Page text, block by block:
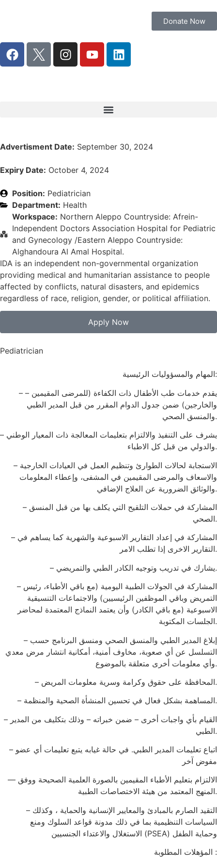
Donate Now
Advertisment Date: September 30, 2024
Expiry Date: October 4, 2024
Position: Pediatrician
Department: Health
Workspace: Northern Aleppo Countryside: Afrein-
Independent Doctors Association Hospital for Pediatric
and Gynecology /Eastern Aleppo Countryside:
Alghandoura Al Amal Hospital.
IDA is an independent non-governmental organization
providing medical and humanitarian assistance to people
affected by conflicts, natural disasters, and epidemics
regardless of race, religion, gender, or political affiliation.
Apply Now
Pediatrician
المهام والمسؤوليات الرئيسية:
– يقدم خدمات طب الأطفال ذات الكفاءة (للمرضى المقيمين –
والخارجين) ضمن جدول الدوام المقرر من قبل المدير الطبي
والمنسق الصحي.
– يشرف على التنفيذ والالتزام بتعليمات المعالجة ذات المعيار الوطني
والدولي من قبل كل الاطباء.
– الاستجابة لحالات الطوارئ وتنظيم العمل في العيادات الخارجية
والاسعاف والمرضى المقيمين في المشفى، وإعطاء المعلومات
والوثائق الضرورية عن العلاج الإضافي.
– المشاركة في حملات التلقيح التي يكلف بها من قبل المنسق
الصحي.
– المشاركة في إعداد التقارير الاسبوعية والشهرية كما يساهم في
التقارير الاخرى إذا تطلب الامر.
– يشارك في تدريب وتوجيه الكادر الطبي والتمريضي.
– المشاركة في الجولات الطبية اليومية (مع باقي الأطباء، رئيس
التمريض وباقي الموظفين الرئيسيين) والاجتماعات التنسيقية
الاسبوعية (مع باقي الكادر) وأن يعتمد النماذج المعتمدة لمحاضر
الجلسات المكتوبة.
– إبلاغ المدير الطبي والمنسق الصحي ومنسق البرنامج حسب
التسلسل عن أي صعوبة، مخاوف أمنية، أمكانية انتشار مرض معدي
وأي معلومات أخرى متعلقة بالموضوع.
– المحافظة على حقوق وكرامة وسرية معلومات المريض.
– المساهمة بشكل فعال في تحسين المنشأة الصحية والمنظمة.
– القيام بأي واجبات أخرى – ضمن خبراته – وذلك بتكليف من المدير
الطبي.
– اتباع تعليمات المدير الطبي. في حالة غيابه يتبع تعليمات أي عضو
مفوض آخر
— الالتزام بتعليم الأطباء المقيمين بالصورة العلمية الصحيحة ووفق
المنهج المعتمد من هيئة الاختصاصات الطبية.
– التقيد الصارم بالمبادئ والمعايير الإنسانية والحماية ، وكذلك
السياسات التنظيمية بما في ذلك مدونة قواعد السلوك ومنع
الاستغلال والاعتداء الجنسيين (PSEA) وحماية الطفل
المؤهلات المطلوبة :